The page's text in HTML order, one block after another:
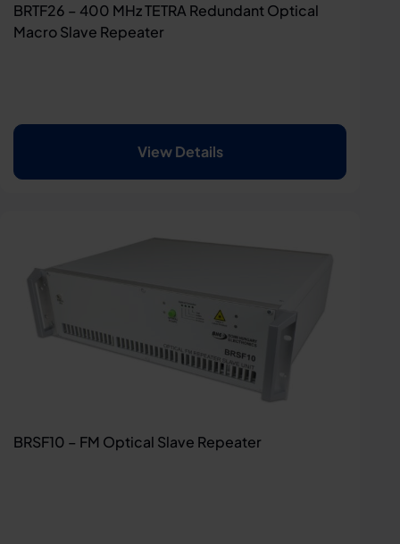
BRTF26 – 400 MHz TETRA Redundant Optical
Macro Slave Repeater
View Details
BRSF10 – FM Optical Slave Repeater